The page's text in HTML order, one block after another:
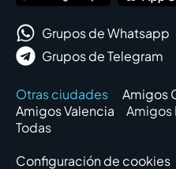
Grupos de Whatsapp
Grupos de Telegram
Otras ciudades Amigos
Amigos Valencia
Amigos
Todas
Configuración de cookies